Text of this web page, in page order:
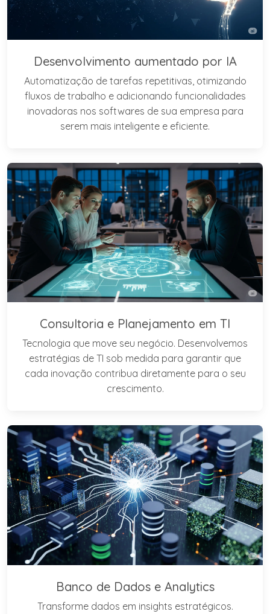
Desenvolvimento aumentado por IA
Automatização de tarefas repetitivas, otimizando
fluxos de trabalho e adicionando funcionalidades
inovadoras nos softwares de sua empresa para
serem mais inteligente e eficiente.
Consultoria e Planejamento em TI
Tecnologia que move seu negócio. Desenvolvemos
estratégias de TI sob medida para garantir que
cada inovação contribua diretamente para o seu
crescimento.
Banco de Dados e Analytics
Transforme dados em insights estratégicos.